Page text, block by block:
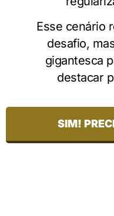
Esse cenário
desafio,
gigantesca
destacar
SIM!